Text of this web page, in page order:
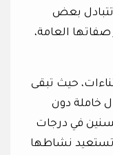
تتبادل بعض
العامة،
حيث تبقى
خاملة دون
في درجات
تستعيد نشاطها